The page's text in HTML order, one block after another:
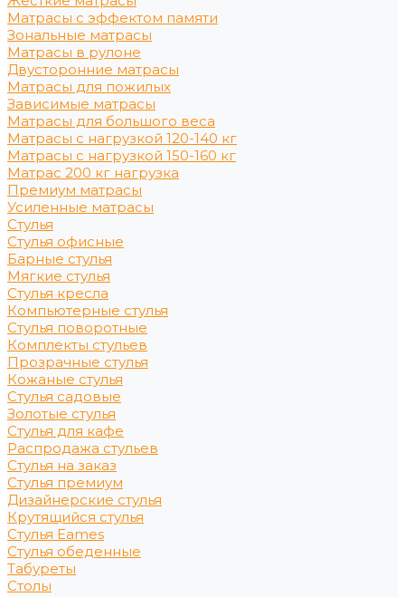
Матрасы с эффектом памяти
Зональные матрасы
Матрасы в рулоне
Двусторонние матрасы
Матрасы для пожилых
Зависимые матрасы
Матрасы для большого веса
Матрасы с нагрузкой 120-140 кг
Матрасы с нагрузкой 150-160 кг
Матрас 200 кг нагрузка
Премиум матрасы
Усиленные матрасы
Стулья
Стулья офисные
Барные стулья
Мягкие стулья
Стулья кресла
Компьютерные стулья
Стулья поворотные
Комплекты стульев
Прозрачные стулья
Кожаные стулья
Стулья садовые
Золотые стулья
Стулья для кафе
Распродажа стульев
Стулья на заказ
Стулья премиум
Дизайнерские стулья
Крутящийся стулья
Стулья Eames
Стулья обеденные
Табуреты
Столы